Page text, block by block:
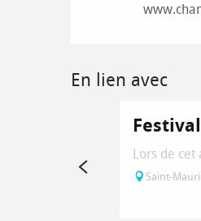
En lien avec
Lors de
Saint-